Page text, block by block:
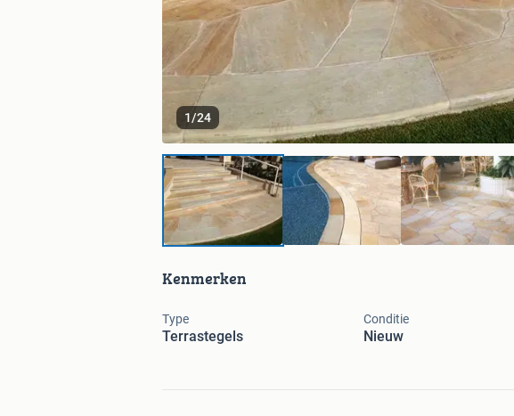
1/24
Kenmerken
Type
Terrastegels
Conditie
Nieuw